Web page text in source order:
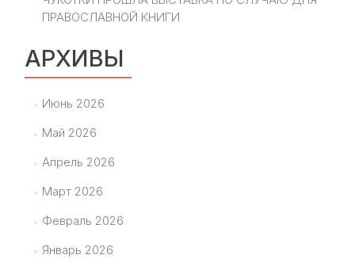
ПРАВОСЛАВНОЙ КНИГИ
АРХИВЫ
Июнь 2026
Май 2026
Апрель 2026
Март 2026
Февраль 2026
Январь 2026